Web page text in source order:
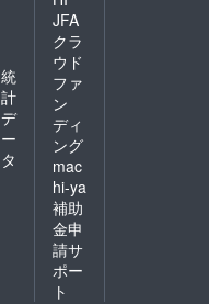
統
計
デ
ー
タ
JFA
クラ
ウド
ファ
ン
ディ
ング
mac
hi-ya
補助
金申
請サ
ポー
ト